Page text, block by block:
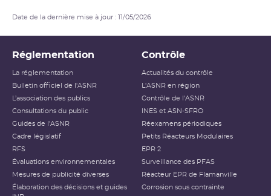
Date de la dernière mise à jour : 11/05/2026
Réglementation
La réglementation
Bulletin officiel de l'ASNR
L’association des publics
Consultations du public
Guides de l'ASNR
Cadre législatif
RFS
Évaluations environnementales
Mesures de publicité diverses
Élaboration des décisions et guides
Contrôle
Actualités du contrôle
L'ASNR en région
Contrôle de l'ASNR
INES et ASN-SFRO
Réexamens périodiques
Petits Réacteurs Modulaires
EPR 2
Surveillance des PFAS
Réacteur EPR de Flamanville
Corrosion sous contrainte